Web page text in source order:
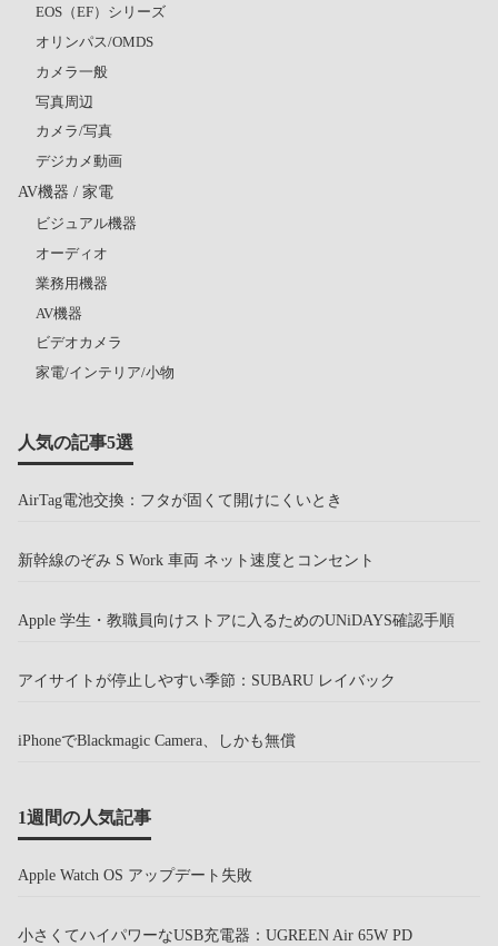
EOS（EF）シリーズ
オリンパス/OMDS
カメラ一般
写真周辺
カメラ/写真
デジカメ動画
AV機器 / 家電
ビジュアル機器
オーディオ
業務用機器
AV機器
ビデオカメラ
家電/インテリア/小物
人気の記事5選
AirTag電池交換：フタが固くて開けにくいとき
新幹線のぞみ S Work 車両 ネット速度とコンセント
Apple 学生・教職員向けストアに入るためのUNiDAYS確認手順
アイサイトが停止しやすい季節：SUBARU レイバック
iPhoneでBlackmagic Camera、しかも無償
1週間の人気記事
Apple Watch OS アップデート失敗
小さくてハイパワーなUSB充電器：UGREEN Air 65W PD